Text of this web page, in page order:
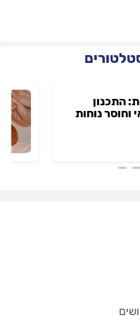
התכנון
וחוסר נוחות